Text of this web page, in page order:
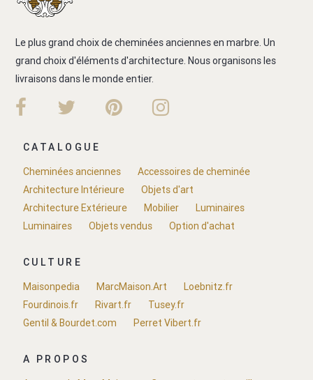
Le plus grand choix de cheminées anciennes en marbre. Un
grand choix d'éléments d'architecture. Nous organisons les
livraisons dans le monde entier.
CATALOGUE
Cheminées anciennes
Accessoires de cheminée
Architecture Intérieure
Objets d'art
Architecture Extérieure
Mobilier
Luminaires
Luminaires
Objets vendus Option d'achat
CULTURE
Maisonpedia
MarcMaison.Art
Loebnitz.fr
Fourdinois.fr
Rivart.fr
Tusey.fr
Gentil & Bourdet.com
Perret Vibert.fr
A PROPOS